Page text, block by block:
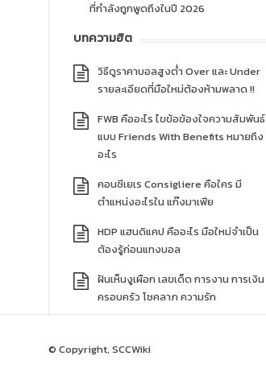
ที่กำลังถูกพูดถึงในปี 2026
บทความฮิต
วิธีดูราคาบอลสูงต่ำ Over และ Under
รายละเอียดที่มือใหม่ต้องห้ามพลาด !!
FWB คืออะไร ไขข้อข้องใจความสัมพันธ์
แบบ Friends With Benefits หมายถึง
อะไร
คอนซีเยเร Consigliere คือใคร มี
ตำแหน่งอะไรใน แก๊งมาเฟีย
HDP แฮนดิแคป คืออะไร มือใหม่จำเป็น
ต้องรู้ก่อนแทงบอล
ฝันเห็นงูเผือก เลขเด็ด การงาน การเงิน
ครอบครัว โชคลาภ ความรัก
© Copyright, SCCWiki